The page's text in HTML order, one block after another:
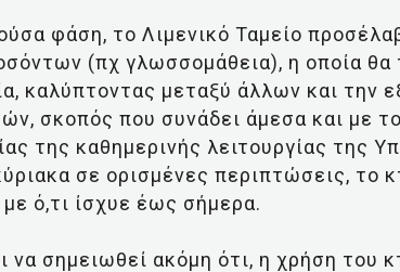
φάση, το Λιμενικό Ταμείο
(πχ γλωσσομάθεια), η οποία θα
καλύπτοντας μεταξύ άλλων και την
σκοπός που συνάδει άμεσα και με
της καθημερινής λειτουργίας της
σε ορισμένες περιπτώσεις, το
με ό,τι ίσχυε έως σήμερα.
να σημειωθεί ακόμη ότι, η χρήση του